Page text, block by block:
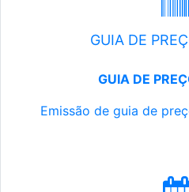
GUIA DE
GUIA DE
Emissão de guia de